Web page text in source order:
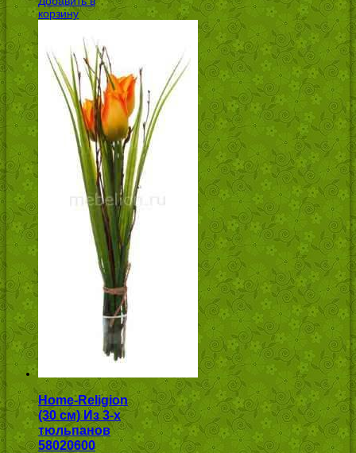
корзину
Home-Religion
(30 см) Из 3-х
тюльпанов
58020600